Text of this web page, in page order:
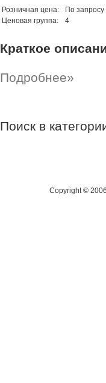
Розничная цена:
По запросу
Ценовая группа:
4
Краткое
Подробнее»
Поиск в
Copyright ©